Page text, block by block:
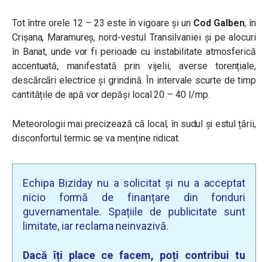
Tot între orele 12 – 23 este în vigoare și un Cod Galben,în
Crișana, Maramureș, nord-vestul Transilvaniei și pe alocuri
în Banat, unde vor fi perioade cu instabilitate atmosferică
accentuată, manifestată prin vijelii, averse torențiale,
descărcări electrice și grindină. În intervale scurte de timp
cantitățile de apă vor depăși local 20 – 40 l/mp.
Meteorologii mai precizează că local, în sudul și estul țării,
disconfortul termic se va menține ridicat.
Echipa Biziday nu a solicitat și nu a acceptat
nicio formă de finanțare din fonduri
guvernamentale. Spațiile de publicitate sunt
limitate, iar reclama neinvazivă.
Dacă îți place ce facem, poți contribui tu